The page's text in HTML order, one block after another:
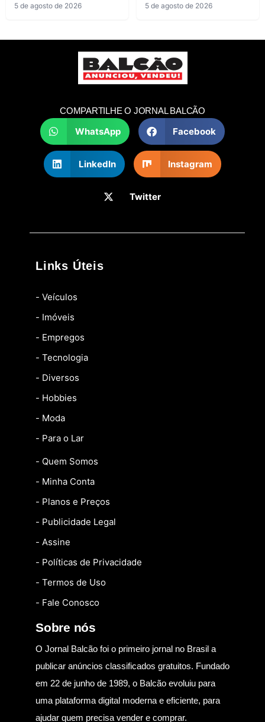
5 de agosto de 2026 5 de agosto de 2026
COMPARTILHE O JORNAL BALCÃO
WhatsApp Facebook
LinkedIn Instagram
Twitter
Links Úteis
- Veículos
- Imóveis
- Empregos
- Tecnologia
- Diversos
- Hobbies
- Moda
- Para o Lar
- Quem Somos
- Minha Conta
- Planos e Preços
- Publicidade Legal
- Assine
- Políticas de Privacidade
- Termos de Uso
- Fale Conosco
Sobre nós
O Jornal Balcão foi o primeiro jornal no Brasil a
publicar anúncios classificados gratuitos. Fundado
em 22 de junho de 1989, o Balcão evoluiu para
uma plataforma digital moderna e eficiente, para
ajudar quem precisa vender e comprar.